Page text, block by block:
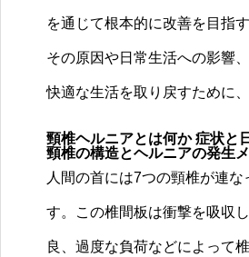
を通じて根本的に改善を目指
その原因や日常生活への影響
快適な生活を取り戻すために
頸椎ヘルニアとは何か 症状と
頸椎の構造とヘルニアの発生
人間の首には7つの頸椎が連
す。この椎間板は衝撃を吸収
良、過度な負荷などによって